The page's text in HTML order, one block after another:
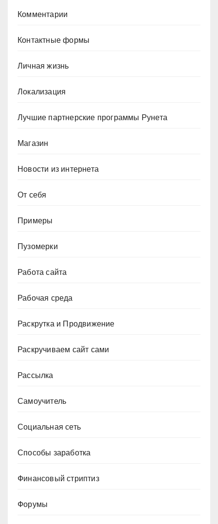
Комментарии
Контактные формы
Личная жизнь
Локализация
Лучшие партнерские программы Рунета
Магазин
Новости из интернета
От себя
Примеры
Пузомерки
Работа сайта
Рабочая среда
Раскрутка и Продвижение
Раскручиваем сайт сами
Рассылка
Самоучитель
Социальная сеть
Способы заработка
Финансовый стриптиз
Форумы